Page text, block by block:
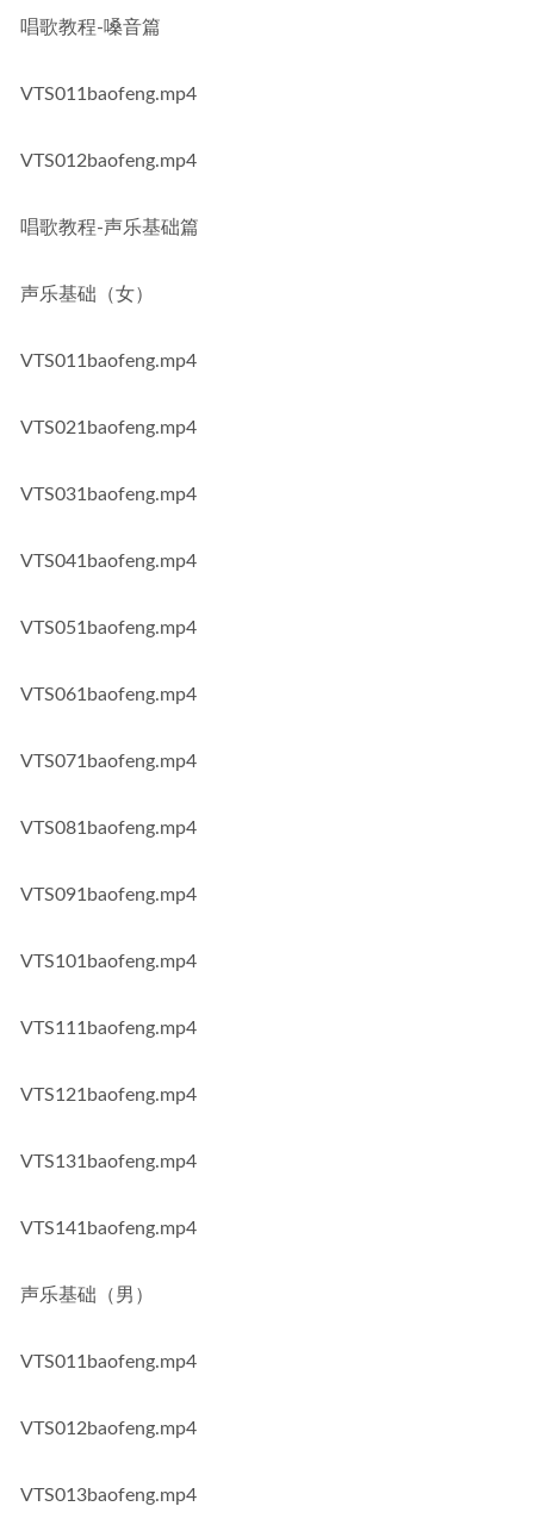
唱歌教程-嗓音篇
VTS011baofeng.mp4
VTS012baofeng.mp4
唱歌教程-声乐基础篇
声乐基础（女）
VTS011baofeng.mp4
VTS021baofeng.mp4
VTS031baofeng.mp4
VTS041baofeng.mp4
VTS051baofeng.mp4
VTS061baofeng.mp4
VTS071baofeng.mp4
VTS081baofeng.mp4
VTS091baofeng.mp4
VTS101baofeng.mp4
VTS111baofeng.mp4
VTS121baofeng.mp4
VTS131baofeng.mp4
VTS141baofeng.mp4
声乐基础（男）
VTS011baofeng.mp4
VTS012baofeng.mp4
VTS013baofeng.mp4